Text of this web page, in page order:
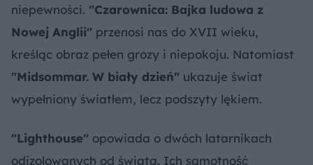
niepewności. "Czarownica: Bajka ludowa z
Nowej Anglii" przenosi nas do XVII wieku,
kreśląc obraz pełen grozy i niepokoju. Natomiast
"Midsommar. W biały dzień" ukazuje świat
wypełniony światłem, lecz podszyty lękiem.
"Lighthouse" opowiada o dwóch latarnikach
odizolowanych od świata. Ich samotność